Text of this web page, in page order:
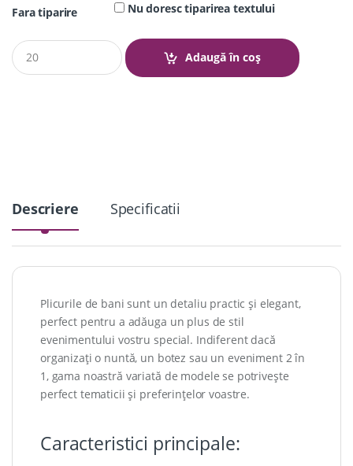
Fara tiparire Nu doresc tiparirea textului
Q
u
a
Adaugă în coș
Descriere Specificatii
Plicurile de bani sunt un detaliu practic și elegant,
perfect pentru a adăuga un plus de stil
evenimentului vostru special. Indiferent dacă
organizați o nuntă, un botez sau un eveniment 2 în
1, gama noastră variată de modele se potrivește
perfect tematicii și preferințelor voastre.
Caracteristici principale: